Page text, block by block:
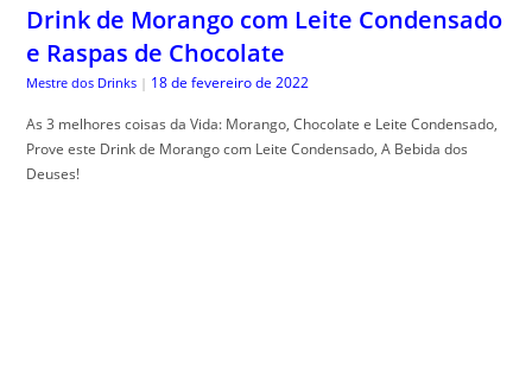
Drink de Morango com Leite Condensado
e Raspas de Chocolate
Mestre dos Drinks | 18 de fevereiro de 2022
As 3 melhores coisas da Vida: Morango, Chocolate e Leite Condensado,
Prove este Drink de Morango com Leite Condensado, A Bebida dos
Deuses!